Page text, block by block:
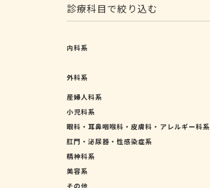
診療科目で絞り込む
内科系
外科系
産婦人科系
小児科系
眼科・耳鼻咽喉科・皮膚科・アレルギー科系
肛門・泌尿器・性感染症系
精神科系
美容系
その他